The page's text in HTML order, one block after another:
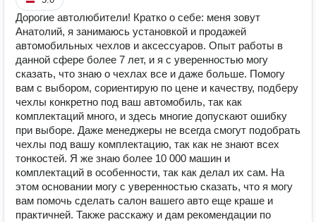
Дорогие автолюбители! Кратко о себе: меня зовут
Анатолий, я занимаюсь установкой и продажей
автомобильных чехлов и аксессуаров. Опыт работы в
данной сфере более 7 лет, и я с уверенностью могу
сказать, что знаю о чехлах все и даже больше. Помогу
вам с выбором, сориентирую по цене и качеству, подберу
чехлы конкретно под ваш автомобиль, так как
комплектаций много, и здесь многие допускают ошибку
при выборе. Даже менеджеры не всегда смогут подобрать
чехлы под вашу комплектацию, так как не знают всех
тонкостей. Я же знаю более 10 000 машин и
комплектаций в особенности, так как делал их сам. На
этом основании могу с уверенностью сказать, что я могу
вам помочь сделать салон вашего авто еще краше и
практичней. Также расскажу и дам рекомендации по